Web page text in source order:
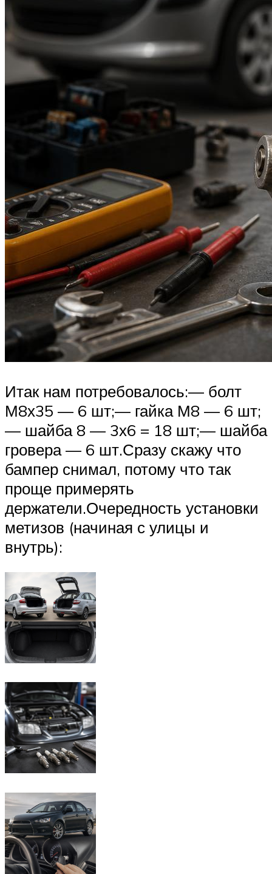
Итак нам потребовалось:— болт
М8х35 — 6 шт;— гайка М8 — 6 шт;
— шайба 8 — 3х6 = 18 шт;— шайба
гровера — 6 шт.Сразу скажу что
бампер снимал, потому что так
проще примерять
держатели.Очередность установки
метизов (начиная с улицы и
внутрь):